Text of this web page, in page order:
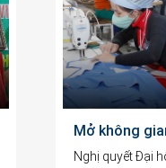
Nghị quyết Đại